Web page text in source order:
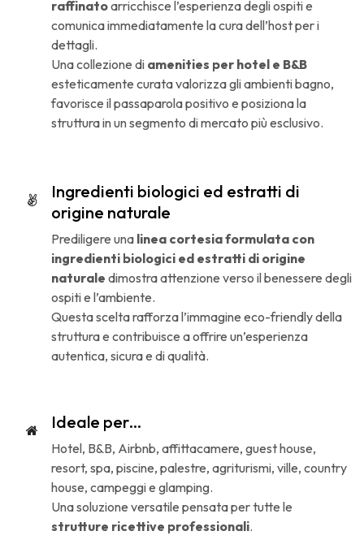
raffinatoarricchisce l’esperienza degli ospiti e
comunica immediatamente la cura dell’host per i
dettagli.
Una collezione di amenities per hotel e B&B
esteticamente curata valorizza gli ambienti bagno,
favorisce il passaparola positivo e posiziona la
struttura in un segmento di mercato più esclusivo.
Ingredienti biologici ed estratti di
origine naturale
Prediligere una linea cortesia formulata con
ingredienti biologici ed estratti di origine
naturale dimostra attenzione verso il benessere degli
ospiti e l’ambiente.
Questa scelta rafforza l’immagine eco-friendly della
struttura e contribuisce a offrire un’esperienza
autentica, sicura e di qualità.
Ideale per…
Hotel, B&B, Airbnb, affittacamere, guest house,
resort, spa, piscine, palestre, agriturismi, ville, country
house, campeggi e glamping.
Una soluzione versatile pensata per tutte le
strutture ricettive professionali.